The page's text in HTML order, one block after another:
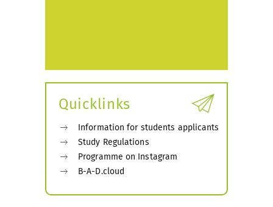
Quicklinks
Information for students applicants
Study Regulations
Programme on Instagram
B-A-D.cloud